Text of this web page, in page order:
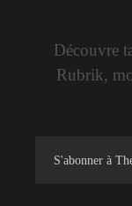
Découvre
Rubrik,